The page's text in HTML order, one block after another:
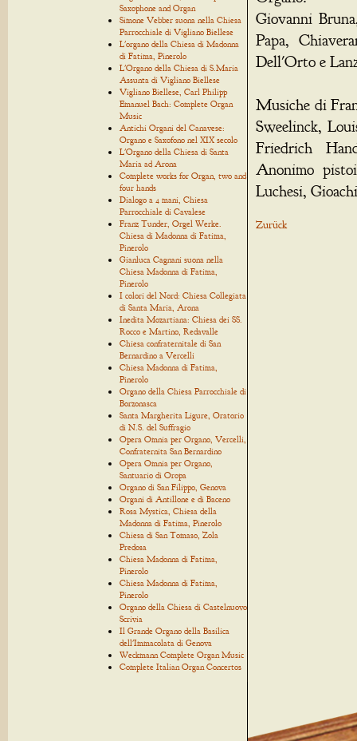
Saxophone and Organ
Simone Vebber suona nella Chiesa
Parrocchiale di Vigliano Biellese
L'organo della Chiesa di Madonna
di Fatima, Pinerolo
L'Organo della Chiesa di S.Maria
Assunta di Vigliano Biellese
Vigliano Biellese, Carl Philipp
Emanuel Bach: Complete Organ
Music
Antichi Organi del Canavese:
Organo e Saxofono nel XIX secolo
L'Organo della Chiesa di Santa
Maria ad Arona
Complete works for Organ, two and
four hands
Dialogo a 4 mani, Chiesa
Parrocchiale di Cavalese
Franz Tunder, Orgel Werke.
Chiesa di Madonna di Fatima,
Pinerolo
Gianluca Cagnani suona nella
Chiesa Madonna di Fatima,
Pinerolo
I colori del Nord: Chiesa Collegiata
di Santa Maria, Arona
Inedita Mozartiana: Chiesa dei SS.
Rocco e Martino, Redavalle
Chiesa confraternitale di San
Bernardino a Vercelli
Chiesa Madonna di Fatima,
Pinerolo
Organo della Chiesa Parrocchiale di
Borzonasca
Santa Margherita Ligure, Oratorio
di N.S. del Suffragio
Opera Omnia per Organo, Vercelli,
Confraternita San Bernardino
Opera Omnia per Organo,
Santuario di Oropa
Organo di San Filippo, Genova
Organi di Antillone e di Baceno
Rosa Mystica, Chiesa della
Madonna di Fatima, Pinerolo
Chiesa di San Tomaso, Zola
Predosa
Chiesa Madonna di Fatima,
Pinerolo
Chiesa Madonna di Fatima,
Pinerolo
Organo della Chiesa di Castelnuovo
Scrivia
Il Grande Organo della Basilica
dell'Immacolata di Genova
Weckmann Complete Organ Music
Complete Italian Organ Concertos
Giovanni
Papa,
Dell'Orto e
Musiche di
Sweelinck,
Friedrich
Anonimo
Luchesi,
Zurück